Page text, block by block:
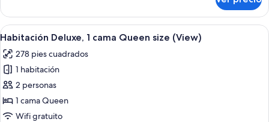
con
acceso
para
personas
discapacitadas
Deluxe,
camas
size,
con
acceso
para
personas
discapacitadas
Abrir
todas
las
fotos
de
Habitación
Deluxe,
Una cama bien hecha con un
6
Habitación Deluxe, 1 cama Queen size (View)
278 pies cuadrados
1 habitación
2 personas
1 cama Queen
Wifi gratuito